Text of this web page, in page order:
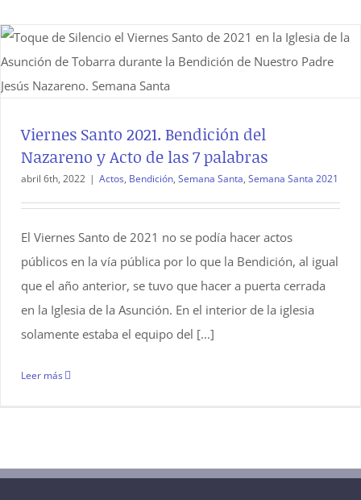
Viernes Santo 2021. Bendición del
Nazareno y Acto de las 7 palabras
abril 6th, 2022 | Actos, Bendición, Semana Santa, Semana Santa 2021
El Viernes Santo de 2021 no se podía hacer actos
públicos en la vía pública por lo que la Bendición, al igual
que el año anterior, se tuvo que hacer a puerta cerrada
en la Iglesia de la Asunción. En el interior de la iglesia
solamente estaba el equipo del [...]
Leer más